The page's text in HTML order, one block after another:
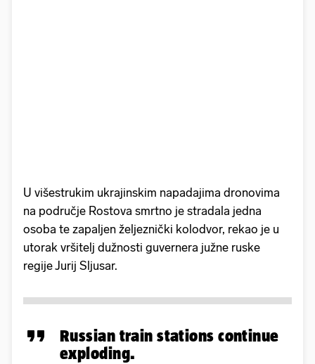
U višestrukim ukrajinskim napadajima dronovima
na područje Rostova smrtno je stradala jedna
osoba te zapaljen željeznički kolodvor, rekao je u
utorak vršitelj dužnosti guvernera južne ruske
regije Jurij Sljusar.
Russian train stations continue
exploding.